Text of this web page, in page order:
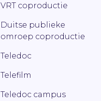
VRT coproductie
Duitse publieke
omroep coproductie
Teledoc
Telefilm
Teledoc campus